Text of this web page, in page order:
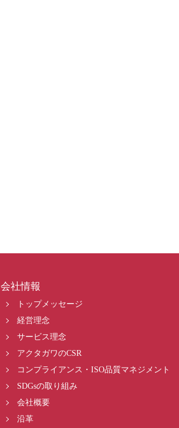
会社情報
トップメッセージ
経営理念
サービス理念
アクタガワのCSR
コンプライアンス・ISO品質マネジメント
SDGsの取り組み
会社概要
沿革